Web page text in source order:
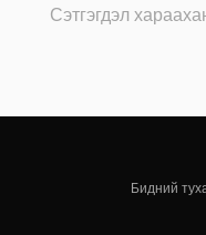
Сэтгэгдэл
Бидний